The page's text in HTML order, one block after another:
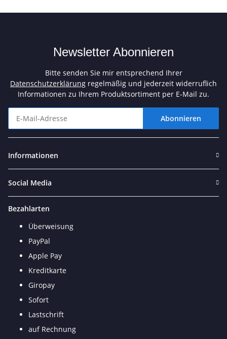
Newsletter Abonnieren
Bitte senden Sie mir entsprechend Ihrer
Datenschutzerklärung regelmäßig und jederzeit widerruflich
Informationen zu Ihrem Produktsortiment per E-Mail zu.
Abonnieren
Informationen
Social Media
Bezahlarten
Überweisung
PayPal
Apple Pay
Kreditkarte
Giropay
Sofort
Lastschrift
auf Rechnung